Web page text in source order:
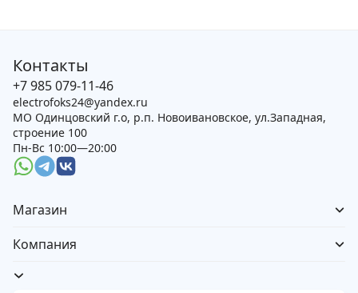
Контакты
+7 985 079-11-46
electrofoks24@yandex.ru
МО Одинцовский г.о, р.п. Новоивановское, ул.Западная,
строение 100
Пн-Вс 10:00—20:00
Магазин
Компания